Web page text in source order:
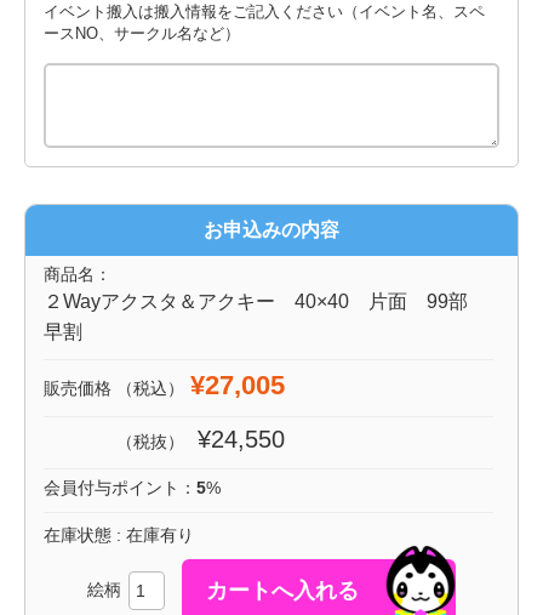
イベント搬入は搬入情報をご記入ください（イベント名、スペ
ースNO、サークル名など）
お申込みの内容
商品名：
２Wayアクスタ＆アクキー 40×40 片面 99部
早割
販売価格 （税込） ¥27,005
（税抜） ¥24,550
会員付与ポイント： 5%
在庫状態 : 在庫有り
絵柄